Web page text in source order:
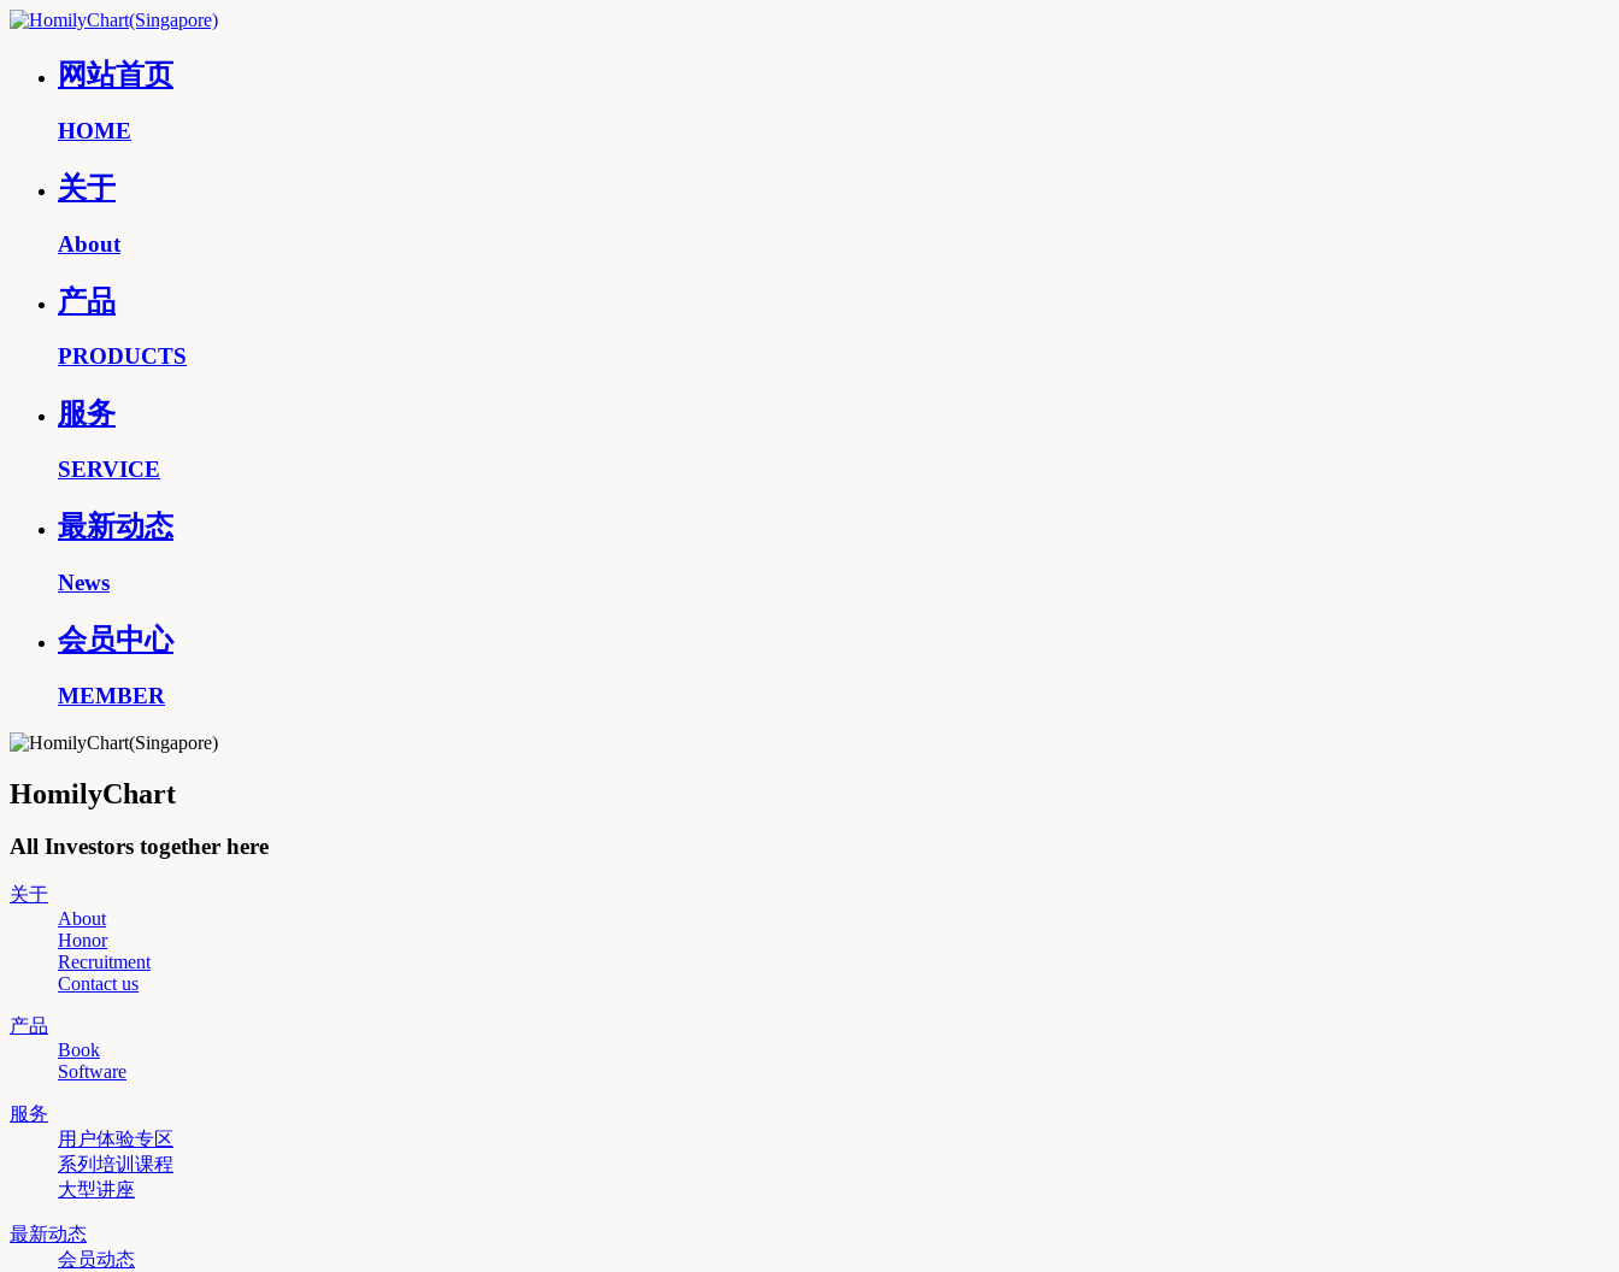
网站首页
HOME
关于
About
产品
PRODUCTS
服务
SERVICE
最新动态
News
会员中心
MEMBER
HomilyChart
All Investors together here
关于
About
Honor
Recruitment
Contact us
产品
Book
Software
服务
用户体验专区
系列培训课程
大型讲座
最新动态
会员动态